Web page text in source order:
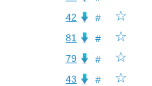
☆
#
42
☆
#
81
☆
#
79
☆
#
43